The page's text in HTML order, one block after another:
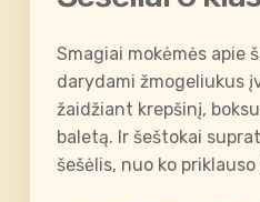
Smagiai mokėmės apie
darydami žmogeliukus
žaidžiant krepšinį,
baletą. Ir šeštokai
šešėlis, nuo ko